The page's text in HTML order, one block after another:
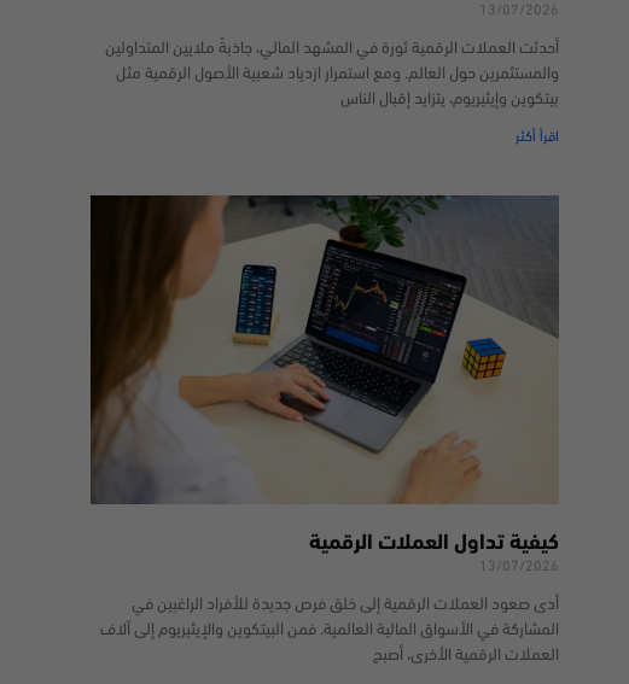
13/07/2026
أحدثت العملات الرقمية ثورة في المشهد المالي، جاذبةً ملايين المتداولين
والمستثمرين حول العالم. ومع استمرار ازدياد شعبية الأصول الرقمية مثل
بيتكوين وإيثيريوم، يتزايد إقبال الناس
اقرأ أكثر
كيفية تداول العملات الرقمية
13/07/2026
أدى صعود العملات الرقمية إلى خلق فرص جديدة للأفراد الراغبين في
المشاركة في الأسواق المالية العالمية. فمن البيتكوين والإيثيريوم إلى آلاف
العملات الرقمية الأخرى، أصبح